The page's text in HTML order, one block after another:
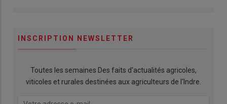
INSCRIPTION NEWSLETTER
Toutes les semaines Des faits d'actualités agricoles,
viticoles et rurales destinées aux agriculteurs de l'Indre.